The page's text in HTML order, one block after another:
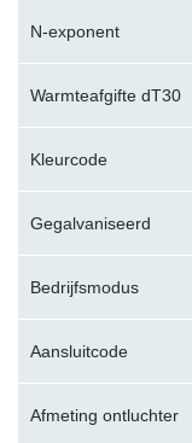
N-exponent
Warmteafgifte dT30
Kleurcode
Gegalvaniseerd
Bedrijfsmodus
Aansluitcode
Afmeting ontluchter